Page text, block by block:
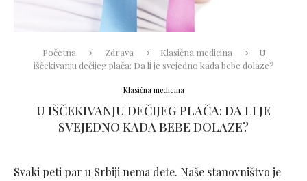
Početna Zdrava Klasična medicina
U
iščekivanju dečijeg plača: Da li je svejedno kada bebe dolaze?
Klasična medicina
U IŠČEKIVANJU DEČIJEG PLAČA: DA LI JE
SVEJEDNO KADA BEBE DOLAZE?
Svaki peti par u Srbiji nema dete. Naše stanovništvo je